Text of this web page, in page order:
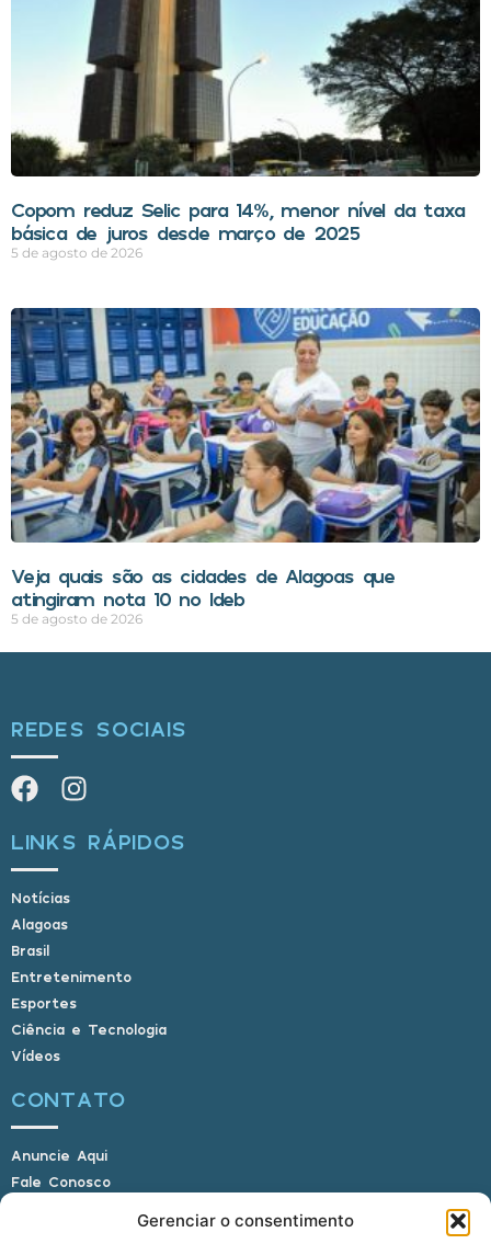
Gerenciar o consentimento
Copom reduz Selic para 14%, menor nível da taxa
básica de juros desde março de 2025
5 de agosto de 2026
Veja quais são as cidades de Alagoas que
atingiram nota 10 no Ideb
5 de agosto de 2026
REDES SOCIAIS
LINKS RÁPIDOS
Notícias
Alagoas
Brasil
Entretenimento
Esportes
Ciência e Tecnologia
Vídeos
CONTATO
Anuncie Aqui
Fale Conosco